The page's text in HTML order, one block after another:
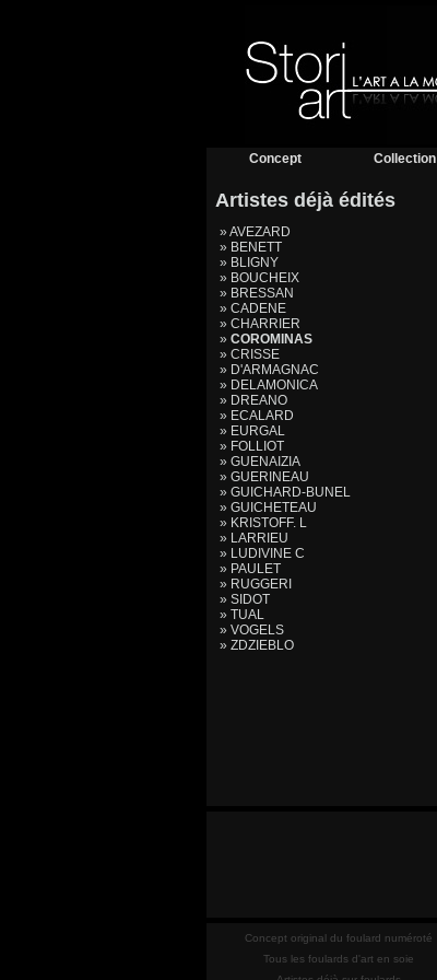
Concept Collection
Artistes déjà édités
» AVEZARD
» BENETT
» BLIGNY
» BOUCHEIX
» BRESSAN
» CADENE
» CHARRIER
» COROMINAS
» CRISSE
» D'ARMAGNAC
» DELAMONICA
» DREANO
» ECALARD
» EURGAL
» FOLLIOT
» GUENAIZIA
» GUERINEAU
» GUICHARD-BUNEL
» GUICHETEAU
» KRISTOFF. L
» LARRIEU
» LUDIVINE C
» PAULET
» RUGGERI
» SIDOT
» TUAL
» VOGELS
» ZDZIEBLO
Concept original du foulard numéroté
Tous les foulards d'art en soie